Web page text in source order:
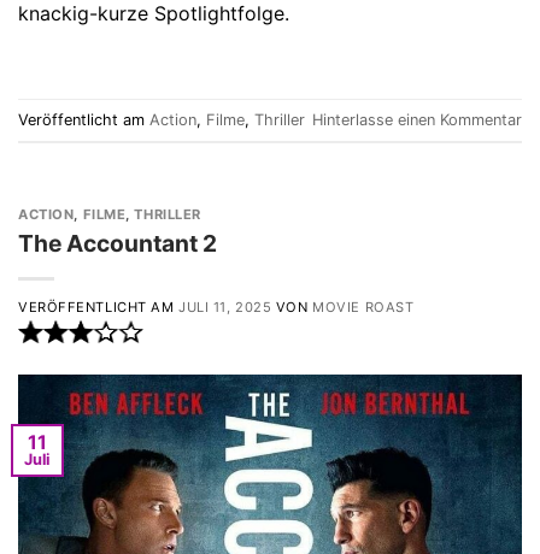
knackig-kurze Spotlightfolge.
Veröffentlicht am Action, Filme, Thriller Hinterlasse einen Kommentar
ACTION, FILME,THRILLER
The Accountant 2
VERÖFFENTLICHT AMJULI 11, 2025 VON MOVIE ROAST
11
Juli